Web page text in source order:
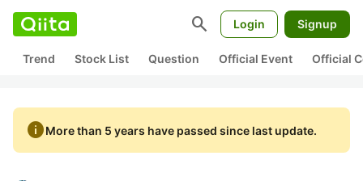
search Login Signup
Trend Stock List Question Official Event Official
infoMore than 5 years have passed since last update.